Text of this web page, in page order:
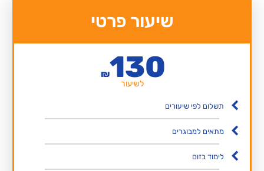
שיעור פרטי
₪130
לשיעור
תשלום לפי שיעורים
מתאים למבוגרים
לימוד בזום